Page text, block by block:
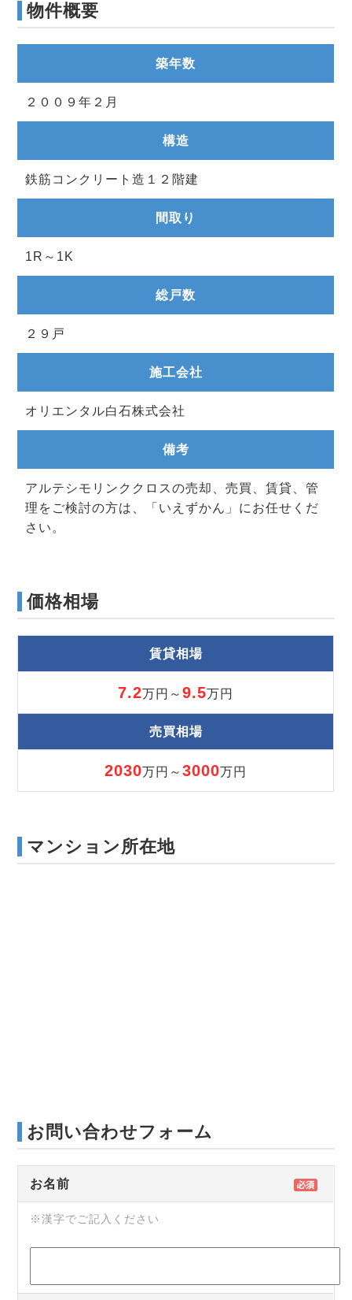
物件概要
築年数
２００９年２月
構造
鉄筋コンクリート造１２階建
間取り
1R～1K
総戸数
２９戸
施工会社
オリエンタル白石株式会社
備考
アルテシモリンククロスの売却、売買、賃貸、管
理をご検討の方は、「いえずかん」にお任せくだ
さい。
価格相場
賃貸相場
7.2万円～9.5万円
売買相場
2030万円～3000万円
マンション所在地
お問い合わせフォーム
お名前
※漢字でご記入ください